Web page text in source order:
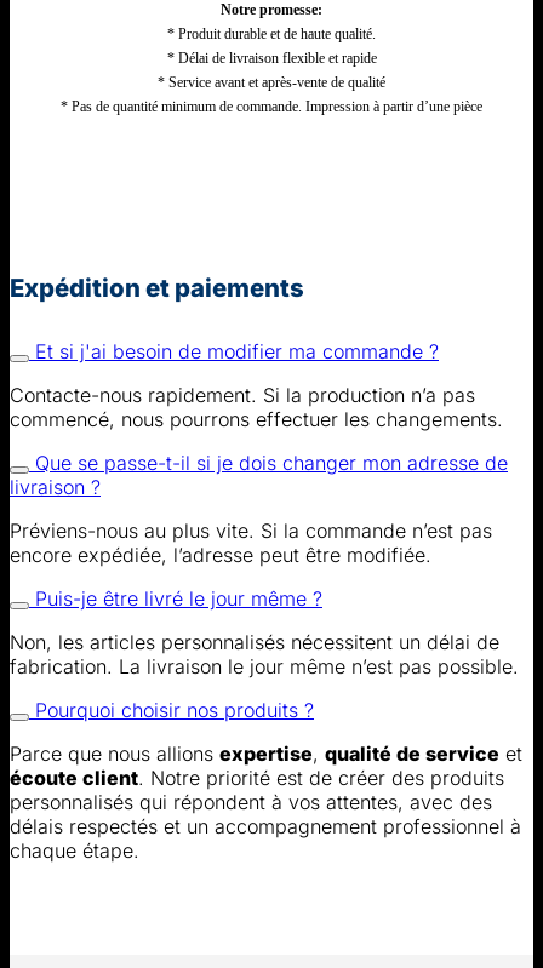
Notre promesse:
* Produit durable et de haute qualité.
* Délai de livraison flexible et rapide
* Service avant et après-vente de qualité
* Pas de quantité minimum de commande. Impression à partir d’une pièce
Expédition et paiements
Et si j'ai besoin de modifier ma commande ?
Contacte-nous rapidement. Si la production n’a pas
commencé, nous pourrons effectuer les changements.
Que se passe-t-il si je dois changer mon adresse de
livraison ?
Préviens-nous au plus vite. Si la commande n’est pas
encore expédiée, l’adresse peut être modifiée.
Puis-je être livré le jour même ?
Non, les articles personnalisés nécessitent un délai de
fabrication. La livraison le jour même n’est pas possible.
Pourquoi choisir nos produits ?
Parce que nous allions expertise, qualité de service et
écoute client. Notre priorité est de créer des produits
personnalisés qui répondent à vos attentes, avec des
délais respectés et un accompagnement professionnel à
chaque étape.